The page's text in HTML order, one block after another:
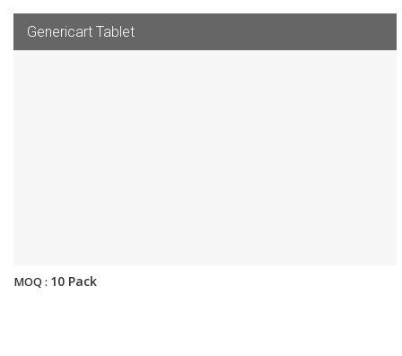
Genericart Tablet
MOQ : 10 Pack